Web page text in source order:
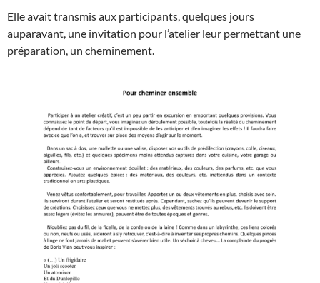
Elle avait transmis aux participants, quelques jours
auparavant, une invitation pour l’atelier leur permettant une
préparation, un cheminement.